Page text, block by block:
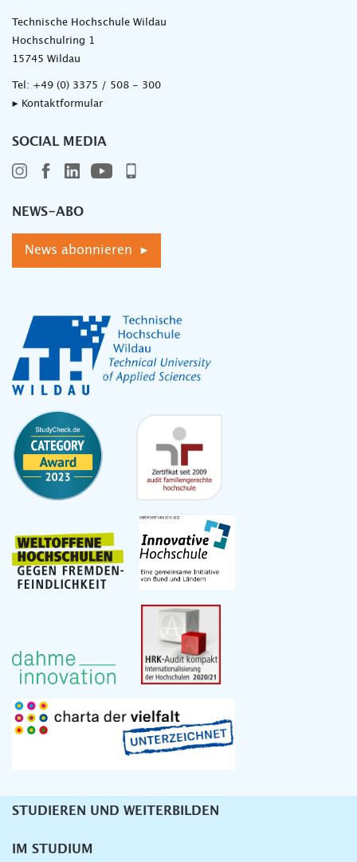
Technische Hochschule Wildau
Hochschulring 1
15745 Wildau
Tel: +49 (0) 3375 / 508 - 300
▸ Kontaktformular
SOCIAL MEDIA
NEWS-ABO
News abonnieren ▸
Unternavigation
STUDIEREN UND WEITERBILDEN
IM STUDIUM